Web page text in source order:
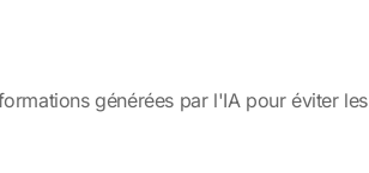
générées par l'IA pour éviter les